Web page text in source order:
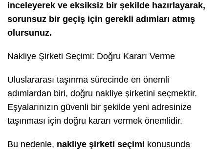
inceleyerek ve eksiksiz bir şekilde hazırlayarak,
sorunsuz bir geçiş için gerekli adımları atmış
olursunuz.
Nakliye Şirketi Seçimi: Doğru Kararı Verme
Uluslararası taşınma sürecinde en önemli
adımlardan biri, doğru nakliye şirketini seçmektir.
Eşyalarınızın güvenli bir şekilde yeni adresinize
taşınması için doğru kararı vermek önemlidir.
Bu nedenle, nakliye şirketi seçimi konusunda